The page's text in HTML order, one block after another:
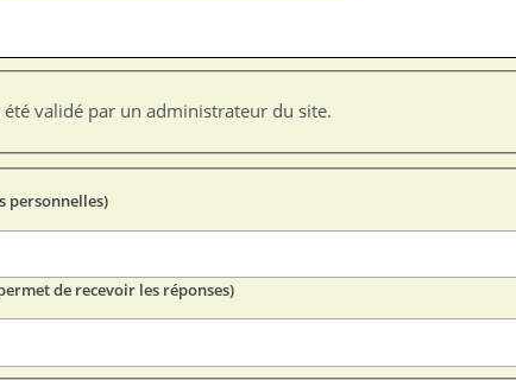
validé par un administrateur du site.
personnelles)
de recevoir les réponses)